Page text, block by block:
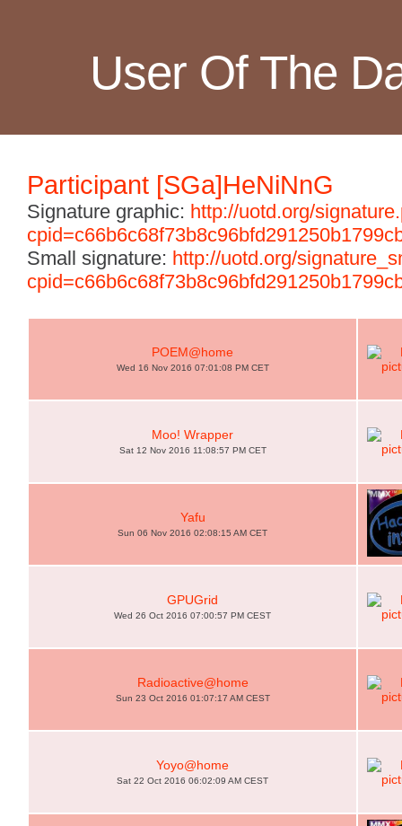
User Of The
Participant [SGa]HeNiNnG
Signature graphic: http://uotd.org/
Small signature: http://uotd.org/
POEM@home
Wed 16 Nov 2016 07:01:08 PM CET
Moo! Wrapper
Sat 12 Nov 2016 11:08:57 PM CET
Yafu
Sun 06 Nov 2016 02:08:15 AM CET
GPUGrid
Wed 26 Oct 2016 07:00:57 PM CEST
Radioactive@home
Sun 23 Oct 2016 01:07:17 AM CEST
Yoyo@home
Sat 22 Oct 2016 06:02:09 AM CEST